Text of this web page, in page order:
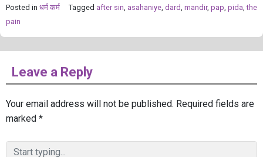
Posted in धर्म कर्म Tagged after sin asahaniye dard mandir, pap pida ,the
pain
Leave a Reply
Your email address will not be published. Required fields are
marked *